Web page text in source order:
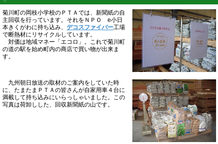
菊川町の岡枝小学校のＰＴＡでは、新聞紙の自
主回収を行っています。それをＮＰＯ e小日
本きくがわに持ち込み、 デコスファイバー工場
で断熱材にリサイクルしています。
対価は地域マネー「エコロ」。これで菊川町
の道の駅を始め町内の商店で買い物が出来ま
す。
九州朝日放送の取材のご案内をしていた時
に、たまたまＰＴＡの皆さんが自家用車４台に
満載して持ち込みにいらっしゃいました。この
写真は荷卸しした、回収新聞紙の山です。